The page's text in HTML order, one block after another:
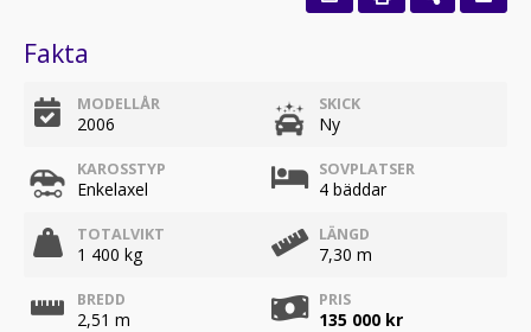
Fakta
MODELLÅR
2006
SKICK
Ny
KAROSSTYP
Enkelaxel
SOVPLATSER
4 bäddar
TOTALVIKT
1 400 kg
LÄNGD
7,30 m
BREDD
2,51 m
PRIS
135 000 kr